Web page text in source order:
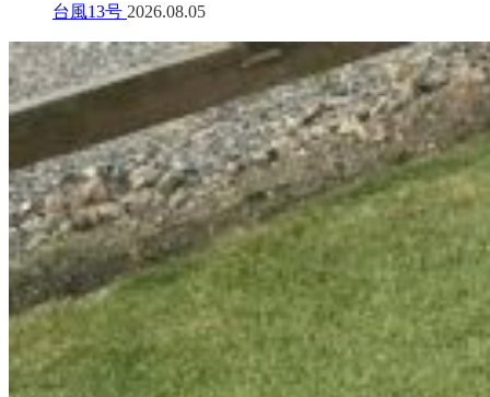
台風13号 2026.08.05